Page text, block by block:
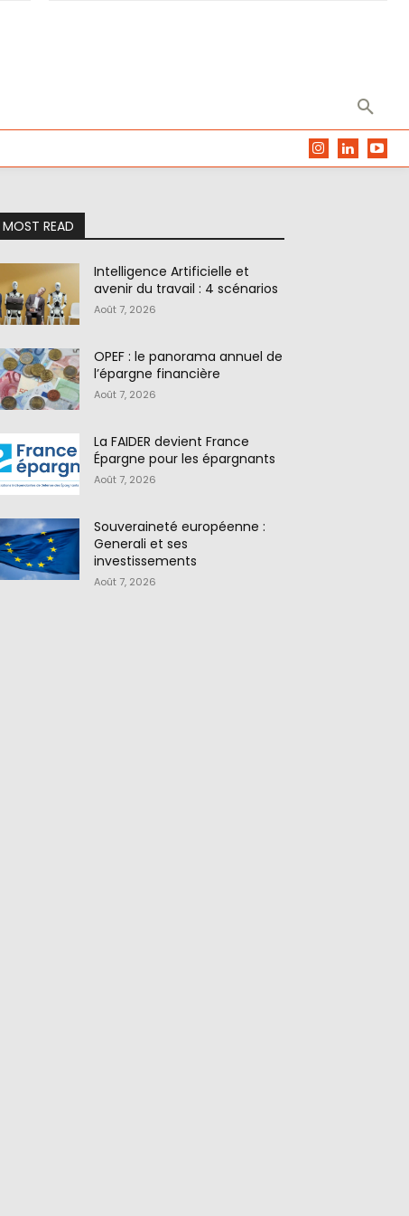
MOST READ
Intelligence Artificielle et
avenir du travail : 4 scénarios
Août 7, 2026
OPEF : le panorama annuel de
l’épargne financière
Août 7, 2026
La FAIDER devient France
Épargne pour les épargnants
Août 7, 2026
Souveraineté européenne :
Generali et ses
investissements
Août 7, 2026